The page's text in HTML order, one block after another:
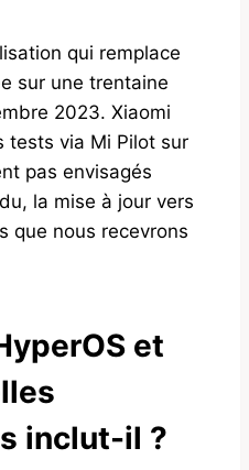
qui remplace
sur une trentaine
2023. Xiaomi
tests via Mi Pilot sur
pas envisagés
la mise à jour vers
que nous recevrons
et
inclut-il ?